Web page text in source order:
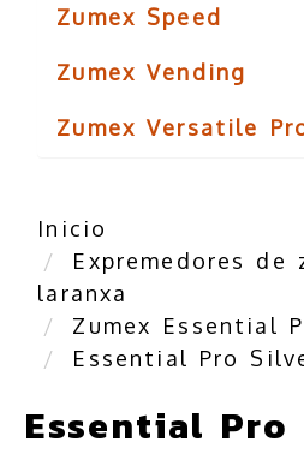
Zumex Speed
Zumex Vending
Zumex Versatile
Inicio
Expremedores de
laranxa
Zumex Essential
Essential Pro
Essential Pro